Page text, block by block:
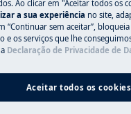
Ao clicar em "Aceitar todos os
a sua experiência no site,
“Continuar sem aceitar”,
e os serviços que lhe
Declaração de Privacidade de
Aceitar todos os cookies